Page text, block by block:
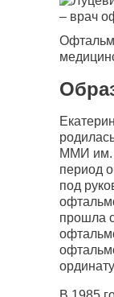
ММИ им.
период
под
прошла